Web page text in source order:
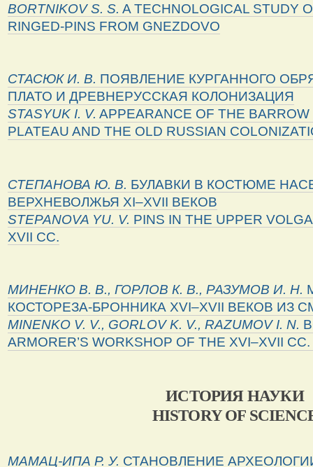
BORTNIKOV S. S. A TECHNOLOGICAL STUDY
RINGED-PINS FROM GNEZDOVO
СТАСЮК И. В. ПОЯВЛЕНИЕ КУРГАННОГО
ПЛАТО И ДРЕВНЕРУССКАЯ КОЛОНИЗАЦИЯ
STASYUK I. V. APPEARANCE OF THE
PLATEAU AND THE OLD RUSSIAN
СТЕПАНОВА Ю. В. БУЛАВКИ В КОСТЮМЕ
ВЕРХНЕВОЛЖЬЯ XI–XVII ВЕКОВ
STEPANOVA YU. V. PINS IN THE UPPER
XVII CC.
МИНЕНКО В. В., ГОРЛОВ К. В., РАЗУМОВ И. Н.
КОСТОРЕЗА-БРОННИКА XVI–XVII ВЕКОВ ИЗ
MINENKO V. V., GORLOV K. V., RAZUMOV I. N.
ARMORER’S WORKSHOP OF THE XVI–XVII
ИСТОРИЯ НАУКИ
HISTORY OF
МАМАЦ-ИПА Р. У. СТАНОВЛЕНИЕ